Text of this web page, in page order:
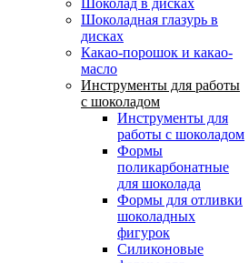
Шоколад в дисках
Шоколадная глазурь в
дисках
Какао-порошок и какао-
масло
Инструменты для работы
с шоколадом
Инструменты для
работы с шоколадом
Формы
поликарбонатные
для шоколада
Формы для отливки
шоколадных
фигурок
Силиконовые